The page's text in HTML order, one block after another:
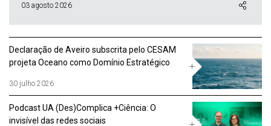
03 agosto 2026
Declaração de Aveiro subscrita pelo CESAM
projeta Oceano como Domínio Estratégico
30 julho 2026
Podcast UA (Des)Complica +Ciência: O
invisível das redes sociais